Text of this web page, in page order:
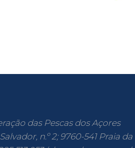
das Pescas dos Açores
n.º 2; 9760-541 Praia